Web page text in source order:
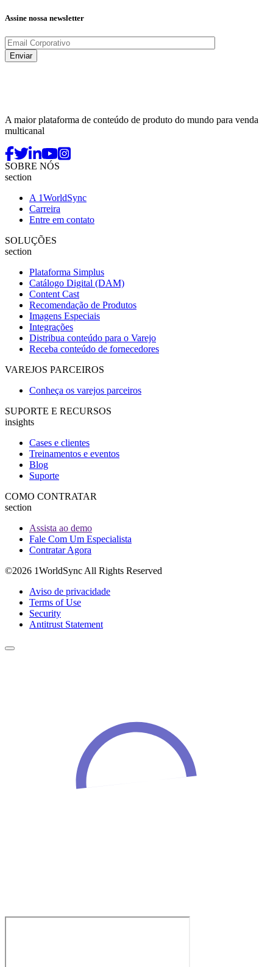
Assine nossa newsletter
A maior plataforma de conteúdo de produto do mundo para venda
multicanal
SOBRE NÓS
section
A 1WorldSync
Carreira
Entre em contato
SOLUÇÕES
section
Plataforma Simplus
Catálogo Digital (DAM)
Content Cast
Recomendação de Produtos
Imagens Especiais
Integrações
Distribua conteúdo para o Varejo
Receba conteúdo de fornecedores
VAREJOS PARCEIROS
Conheça os varejos parceiros
SUPORTE E RECURSOS
insights
Cases e clientes
Treinamentos e eventos
Blog
Suporte
COMO CONTRATAR
section
Assista ao demo
Fale Com Um Especialista
Contratar Agora
©2026 1WorldSync All Rights Reserved
Aviso de privacidade
Terms of Use
Security
Antitrust Statement